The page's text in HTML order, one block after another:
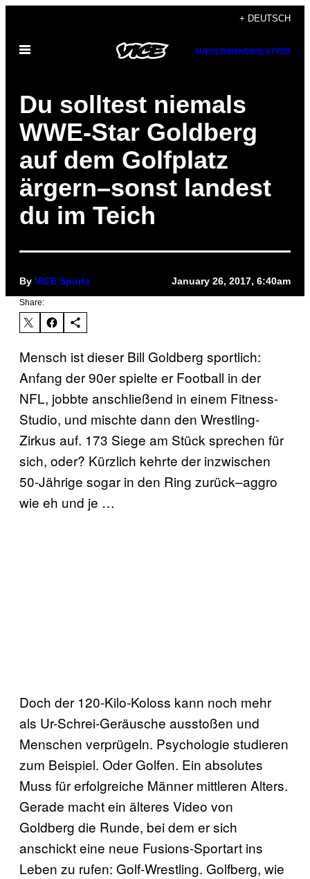
content
+ DEUTSCH
Open
SUBSCRIBENEWSLETTER
Du solltest niemals
WWE-Star Goldberg
auf dem Golfplatz
ärgern–sonst landest
du im Teich
By VICE Sports January 26, 2017, 6:40am
Share:
Mensch ist dieser Bill Goldberg sportlich:
Anfang der 90er spielte er Football in der
NFL, jobbte anschließend in einem Fitness-
Studio, und mischte dann den Wrestling-
Zirkus auf. 173 Siege am Stück sprechen für
sich, oder? Kürzlich kehrte der inzwischen
50-Jährige sogar in den Ring zurück–aggro
wie eh und je …
Doch der 120-Kilo-Koloss kann noch mehr
als Ur-Schrei-Geräusche ausstoßen und
Menschen verprügeln. Psychologie studieren
zum Beispiel. Oder Golfen. Ein absolutes
Muss für erfolgreiche Männer mittleren Alters.
Gerade macht ein älteres Video von
Goldberg die Runde, bei dem er sich
anschickt eine neue Fusions-Sportart ins
Leben zu rufen: Golf-Wrestling. Golfberg, wie